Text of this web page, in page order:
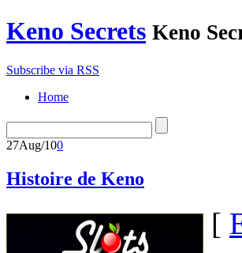
Keno Secrets Keno
Subscribe via RSS
Home
27Aug/100
Histoire de Keno
[